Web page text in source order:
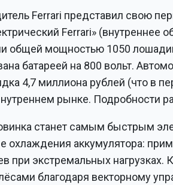
Ferrari представил свою
Ferrari» (внутреннее
общей мощностью 1050
батареей на 800 вольт.
4,7 миллиона рублей (что в
рынке. Подробности
станет самым быстрым
аккумулятора:
при экстремальных
благодаря векторному